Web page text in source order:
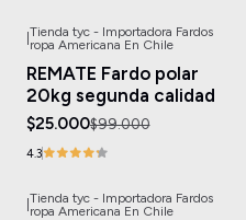
-75%OFF
Tienda tyc - Importadora Fardos
ropa Americana En Chile
REMATE Fardo polar
20kg segunda calidad
$25.000$99.000
4.3
-61%OFF
Tienda tyc - Importadora Fardos
ropa Americana En Chile